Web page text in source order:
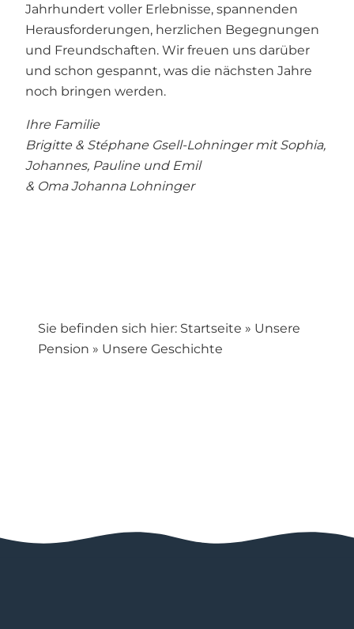
Jahrhundert voller Erlebnisse, spannenden
Herausforderungen, herzlichen Begegnungen
und Freundschaften. Wir freuen uns darüber
und schon gespannt, was die nächsten Jahre
noch bringen werden.
Ihre Familie
Brigitte & Stéphane Gsell-Lohninger mit Sophia,
Johannes, Pauline und Emil
& Oma Johanna Lohninger
Sie befinden sich hier: Startseite » Unsere
Pension » Unsere Geschichte